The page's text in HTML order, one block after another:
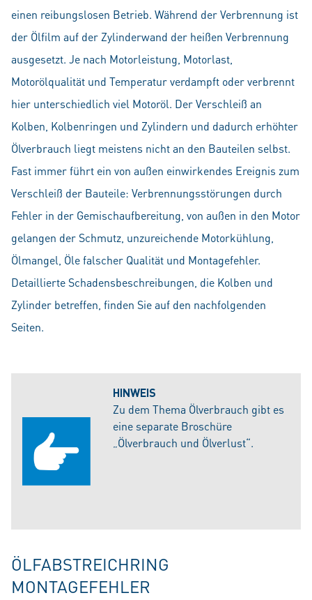
einen reibungslosen Betrieb. Während der Verbrennung ist
der Ölfilm auf der Zylinderwand der heißen Verbrennung
ausgesetzt. Je nach Motorleistung, Motorlast,
Motorölqualität und Temperatur verdampft oder verbrennt
hier unterschiedlich viel Motoröl. Der Verschleiß an
Kolben, Kolbenringen und Zylindern und dadurch erhöhter
Ölverbrauch liegt meistens nicht an den Bauteilen selbst.
Fast immer führt ein von außen einwirkendes Ereignis zum
Verschleiß der Bauteile: Verbrennungsstörungen durch
Fehler in der Gemischaufbereitung, von außen in den Motor
gelangen der Schmutz, unzureichende Motorkühlung,
Ölmangel, Öle falscher Qualität und Montagefehler.
Detaillierte Schadensbeschreibungen, die Kolben und
Zylinder betreffen, finden Sie auf den nachfolgenden
Seiten.
HINWEIS
Zu dem Thema Ölverbrauch gibt es
eine separate Broschüre
„Ölverbrauch und Ölverlust“.
ÖLFABSTREICHRING
MONTAGEFEHLER